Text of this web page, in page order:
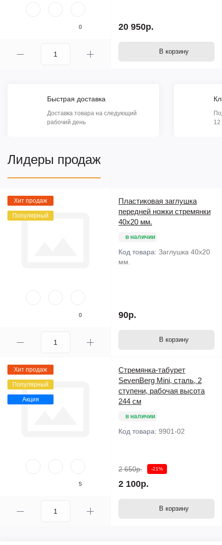
0 20 950р.
В корзину
Быстрая доставка
Доставка товара на следующий
рабочий день
12
Лидеры продаж
Хит продаж
Популярный
0
Пластиковая заглушка
передней ножки стремянки
40х20 мм.
в наличии
Код товара: Заглушка 40х20
мм.
90р.
В корзину
Хит продаж
Популярный
Акция
5
Стремянка-табурет
SevenBerg Mini, сталь, 2
ступени, рабочая высота
244 см
в наличии
Код товара: 9901-02
2 650р. -21%
2 100р.
В корзину